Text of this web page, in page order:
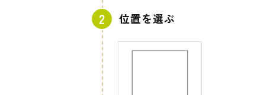
位置を選ぶ